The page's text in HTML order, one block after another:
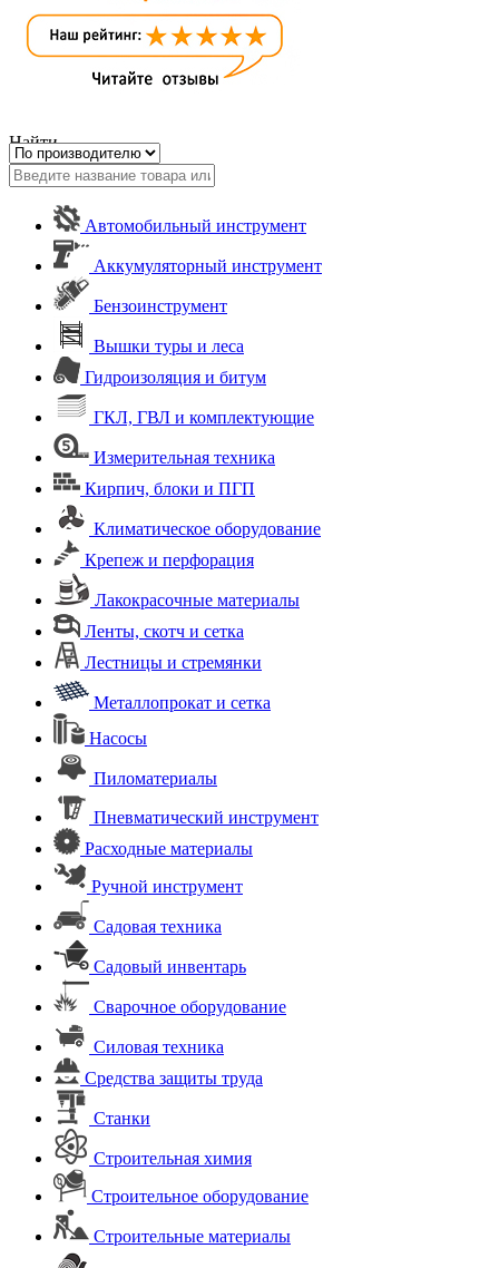
Найти
Автомобильный инструмент
Аккумуляторный инструмент
Бензоинструмент
Вышки туры и леса
Гидроизоляция и битум
ГКЛ, ГВЛ и комплектующие
Измерительная техника
Кирпич, блоки и ПГП
Климатическое оборудование
Крепеж и перфорация
Лакокрасочные материалы
Ленты, скотч и сетка
Лестницы и стремянки
Металлопрокат и сетка
Насосы
Пиломатериалы
Пневматический инструмент
Расходные материалы
Ручной инструмент
Садовая техника
Садовый инвентарь
Сварочное оборудование
Силовая техника
Средства защиты труда
Станки
Строительная химия
Строительное оборудование
Строительные материалы